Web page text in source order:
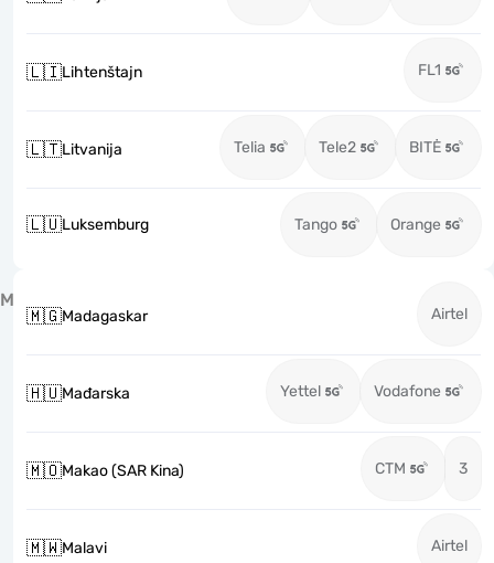
🇱🇮Lihtenštajn FL1
🇱🇹Litvanija Telia Tele2 BITĖ
🇱🇺Luksemburg Tango Orange
M
🇲🇬Madagaskar Airtel
🇭🇺Mađarska Yettel Vodafone
🇲🇴Makao (SAR Kina) CTM 3
🇲🇼Malavi Airtel